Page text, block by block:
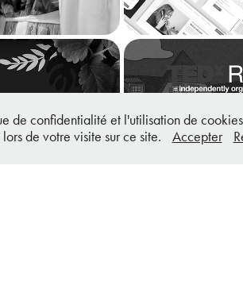
-
Internet
confidentialité et l'utilisation de
lors de votre visite sur ce site.
Accepter